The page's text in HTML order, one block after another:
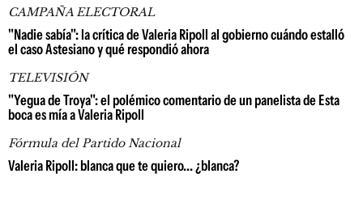
CAMPAÑA ELECTORAL
"Nadie sabía": la crítica de Valeria Ripoll al gobierno cuándo estalló
el caso Astesiano y qué respondió ahora
TELEVISIÓN
"Yegua de Troya": el polémico comentario de un panelista de Esta
boca es mía a Valeria Ripoll
Fórmula del Partido Nacional
Valeria Ripoll: blanca que te quiero... ¿blanca?